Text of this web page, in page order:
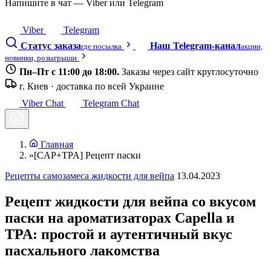
Напишите в чат — Viber или Telegram
Viber
Telegram
Статус заказагде посылка Наш Telegram-каналакции,
новинки, розыгрыши
Пн–Пт с 11:00 до 18:00. Заказы через сайт круглосуточно
г. Киев · доставка по всей Украине
Viber Chat
Telegram Chat
Главная
»[CAP+TPA] Рецепт паски
Рецепты самозамеса жидкости для вейпа 13.04.2023
Рецепт жидкости для вейпа со вкусом
паски на ароматизаторах Capella и
TPA: простой и аутентичный вкус
пасхального лакомства